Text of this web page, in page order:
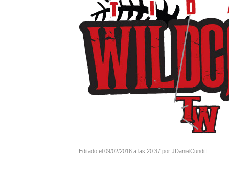
Editado el 09/02/2016 a las 20:37 por JDanielCundiff